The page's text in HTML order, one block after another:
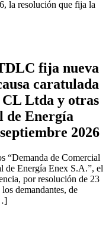
la resolución que fija la
fija nueva
caratulada
CL Ltda y otras
de Energía
2026
“Demanda de Comercial
de Energía Enex S.A.”, el
por resolución de 23
demandantes, de